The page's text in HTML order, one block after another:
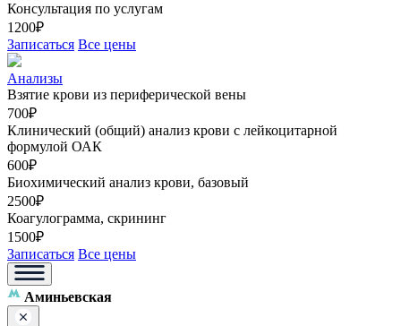
Консультация по услугам
1200₽
Записаться Все цены
Анализы
Взятие крови из периферической вены
700₽
Клинический (общий) анализ крови с лейкоцитарной
формулой ОАК
600₽
Биохимический анализ крови, базовый
2500₽
Коагулограмма, скрининг
1500₽
Записаться Все цены
Аминьевская